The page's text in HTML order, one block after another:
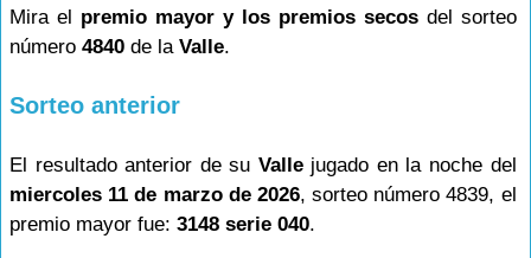
Mira el premio mayor y los premios secosdel sorteo
número 4840 de la Valle.
Sorteo anterior
El resultado anterior de su Vallejugado en la noche del
miercoles 11 de marzo de 2026, sorteo número 4839, el
premio mayor fue: 3148 serie 040.